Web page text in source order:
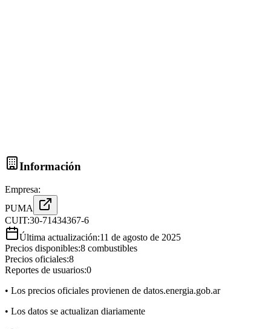
Información
Empresa:
PUMA
CUIT:30-71434367-6
Última actualización:11 de agosto de 2025
Precios disponibles:8 combustibles
Precios oficiales:8
Reportes de usuarios:0
• Los precios oficiales provienen de datos.energia.gob.ar
• Los datos se actualizan diariamente